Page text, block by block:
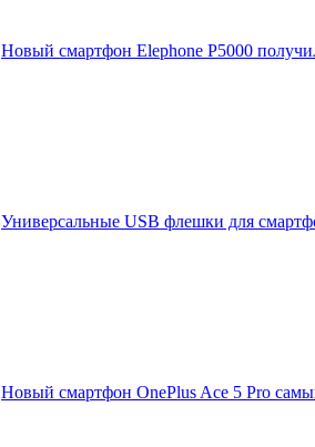
Новый смартфон Elephone P5000
Универсальные USB флешки для
Новый смартфон OnePlus Ace 5 Pro